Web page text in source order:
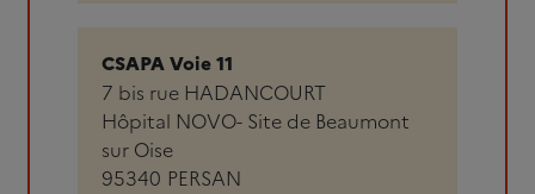
CSAPA Voie 11
7 bis rue HADANCOURT
Hôpital NOVO- Site de Beaumont
sur Oise
95340 PERSAN